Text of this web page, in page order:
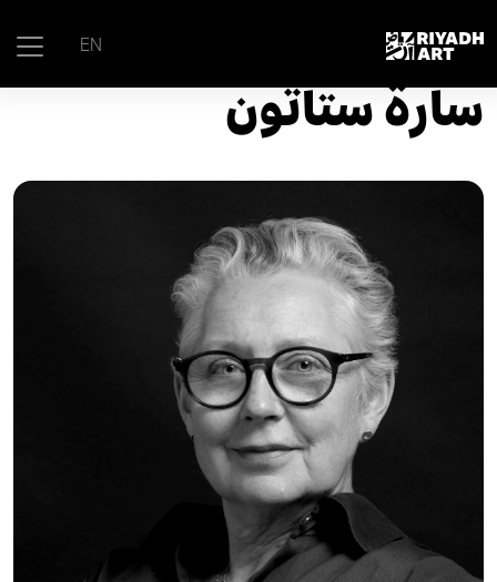
EN الرئيسية | القيّمون الفنيّون
سارة ستاتون